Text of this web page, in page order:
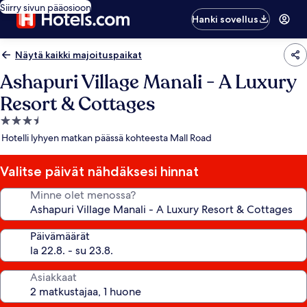
Siirry sivun pääosioon
Hanki sovellus
Näytä kaikki majoituspaikat
Ashapuri Village Manali - A Luxury
Resort & Cottages
3.5
tähden
Hotelli lyhyen matkan päässä kohteesta Mall Road
Valitse päivät nähdäksesi hinnat
Minne olet menossa?
Päivämäärät
Asiakkaat